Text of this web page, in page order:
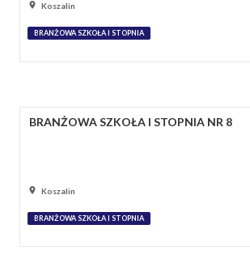
Koszalin
BRANŻOWA SZKOŁA I STOPNIA
BRANŻOWA SZKOŁA I STOPNIA NR 8
Koszalin
BRANŻOWA SZKOŁA I STOPNIA